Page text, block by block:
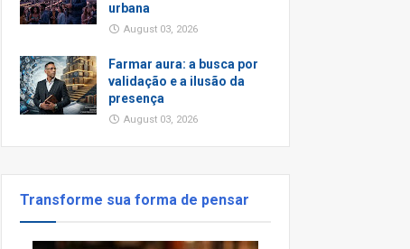
urbana
August 03, 2026
Farmar aura: a busca por
validação e a ilusão da
presença
August 03, 2026
Transforme sua forma de pensar